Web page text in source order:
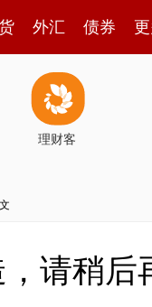
外汇 债券
理财客
请稍后